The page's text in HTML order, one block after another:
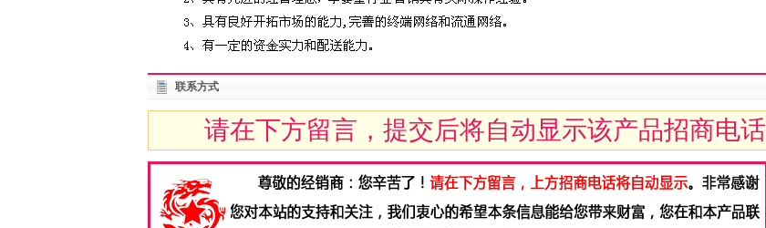
联系方式
请在下方留言，提交后将自动显示该产品招商电话